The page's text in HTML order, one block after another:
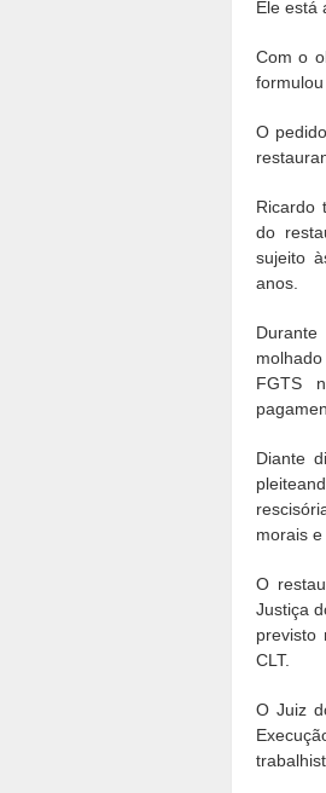
Ele está
Com o
O
Ricardo
do
sujeito
anos.
FGTS
Diante
morais
O
Justiça
previsto
CLT.
O Juiz